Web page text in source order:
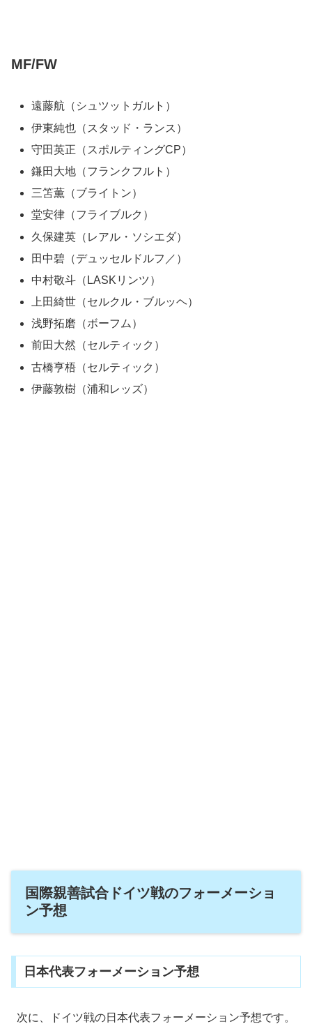
MF/FW
遠藤航（シュツットガルト）
伊東純也（スタッド・ランス）
守田英正（スポルティングCP）
鎌田大地（フランクフルト）
三笘薫（ブライトン）
堂安律（フライブルク）
久保建英（レアル・ソシエダ）
田中碧（デュッセルドルフ／）
中村敬斗（LASKリンツ）
上田綺世（セルクル・ブルッヘ）
浅野拓磨（ボーフム）
前田大然（セルティック）
古橋亨梧（セルティック）
伊藤敦樹（浦和レッズ）
国際親善試合ドイツ戦のフォーメーショ
ン予想
日本代表フォーメーション予想
次に、ドイツ戦の日本代表フォーメーション予想です。